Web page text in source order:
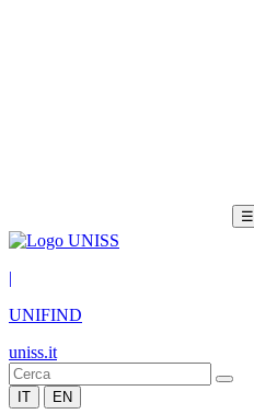
☰
|
UNIFIND
uniss.it
IT EN